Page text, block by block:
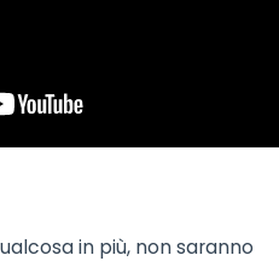
in più, non saranno